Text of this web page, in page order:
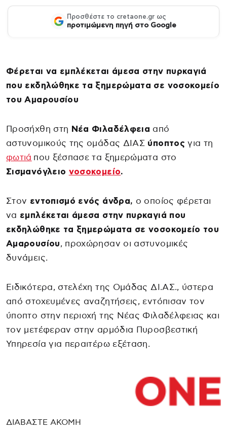
Προσθέστε το cretaone.gr ως
προτιμώμενη πηγή στο Google
Φέρεται να εμπλέκεται άμεσα στην πυρκαγιά
που εκδηλώθηκε τα ξημερώματα σε νοσοκομείο
του Αμαρουσίου
Προσήχθη στη Νέα Φιλαδέλφεια από
αστυνομικούς της ομάδας ΔΙΑΣ ύποπτοςγια τη
φωτιά που ξέσπασε τα ξημερώματα στο
Σισμανόγλειο νοσοκομείο.
Στον εντοπισμό ενός άνδρα, ο οποίος φέρεται
να εμπλέκεται άμεσα στην πυρκαγιά που
εκδηλώθηκε τα ξημερώματα σε νοσοκομείο του
Αμαρουσίου, προχώρησαν οι αστυνομικές
δυνάμεις.
Ειδικότερα, στελέχη της Ομάδας ΔΙ.ΑΣ., ύστερα
από στοχευμένες αναζητήσεις, εντόπισαν τον
ύποπτο στην περιοχή της Νέας Φιλαδέλφειας και
τον μετέφεραν στην αρμόδια Πυροσβεστική
Υπηρεσία για περαιτέρω εξέταση.
ΔΙΑΒΑΣΤΕ ΑΚΟΜΗ